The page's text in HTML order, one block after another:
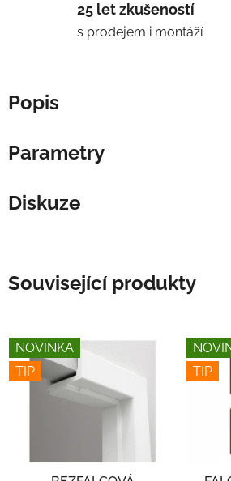
25 let zkušeností
s prodejem i montáží
Popis
Parametry
Diskuze
Související produkty
NOVINKA
TIP
TIP